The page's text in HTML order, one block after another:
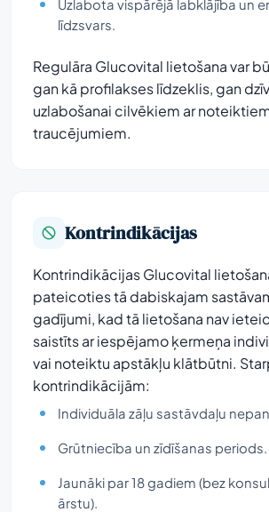
Uzlabota vispārējā labklājība un
līdzsvars.
Regulāra Glucovital lietošana var
gan kā profilakses līdzeklis, gan
uzlabošanai cilvēkiem ar
traucējumiem.
Kontrindikācijas
Kontrindikācijas Glucovital
pateicoties tā dabiskajam
gadījumi, kad tā lietošana nav
saistīts ar iespējamo ķermeņa
vai noteiktu apstākļu klātbūtni.
kontrindikācijām:
Individuāla zāļu sastāvdaļu
Grūtniecība un zīdīšanas periods.
Jaunāki par 18 gadiem (bez
ārstu).